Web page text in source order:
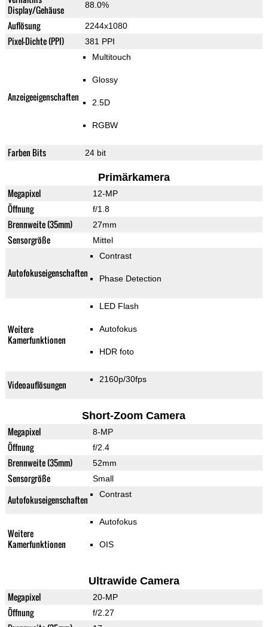
Display/Gehäuse
88.0%
Auflösung 2244x1080
Pixel-Dichte (PPI) 381 PPI
Anzeigeeigenschaften
Multitouch
Glossy
2.5D
RGBW
Farben Bits 24 bit
Primärkamera
Megapixel 12-MP
Öffnung f/1.8
Brennweite (35mm) 27mm
Sensorgröße Mittel
Autofokuseigenschaften
Contrast
Phase Detection
Weitere
Kamerfunktionen
LED Flash
Autofokus
HDR foto
Videoauflösungen 2160p/30fps
Short-Zoom Camera
Megapixel 8-MP
Öffnung f/2.4
Brennweite (35mm) 52mm
Sensorgröße Small
Autofokuseigenschaften Contrast
Weitere
Kamerfunktionen
Autofokus
OIS
Ultrawide Camera
Megapixel 20-MP
Öffnung f/2.27